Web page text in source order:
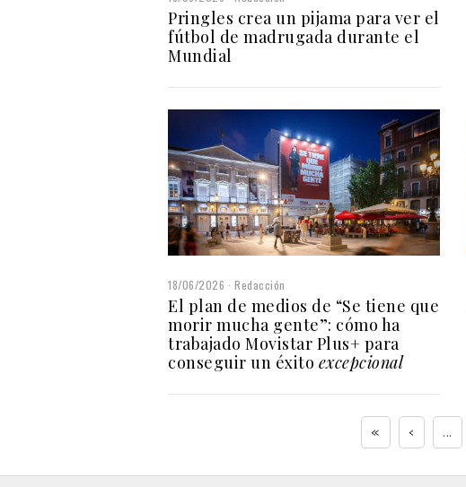
Pringles crea un pijama para ver el
fútbol de madrugada durante el
Mundial
18/06/2026 Redacción
El plan de medios de “Se tiene que
morir mucha gente”: cómo ha
trabajado Movistar Plus+ para
conseguir un éxito excepcional
« ‹ ...